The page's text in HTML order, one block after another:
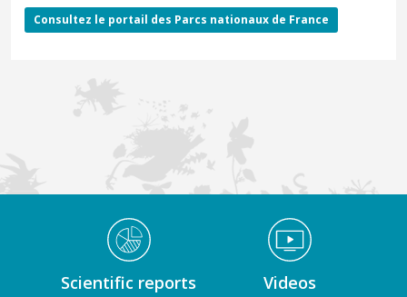
Consultez le portail des Parcs nationaux de France
Médiathèque Footer
Scientific reports Videos